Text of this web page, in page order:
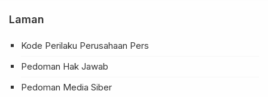
Laman
Kode Perilaku Perusahaan Pers
Pedoman Hak Jawab
Pedoman Media Siber